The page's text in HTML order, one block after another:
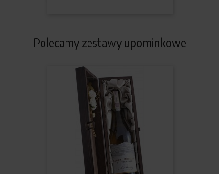
Polecamy zestawy upominkowe